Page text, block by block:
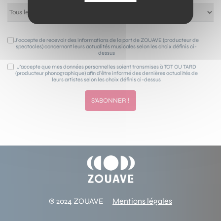
J’accepte de recevoir des informations de la part de ZOUAVE (producteur de
spectacles) concernant leurs actualités musicales selon les choix définis ci-
dessus
J’accepte que mes données personnelles soient transmises à TOT OU TARD
(producteur phonographique) afin d’être informé des dernières actualités de
leurs artistes selon les choix définis ci-dessus
© 2024 ZOUAVE Mentions légales